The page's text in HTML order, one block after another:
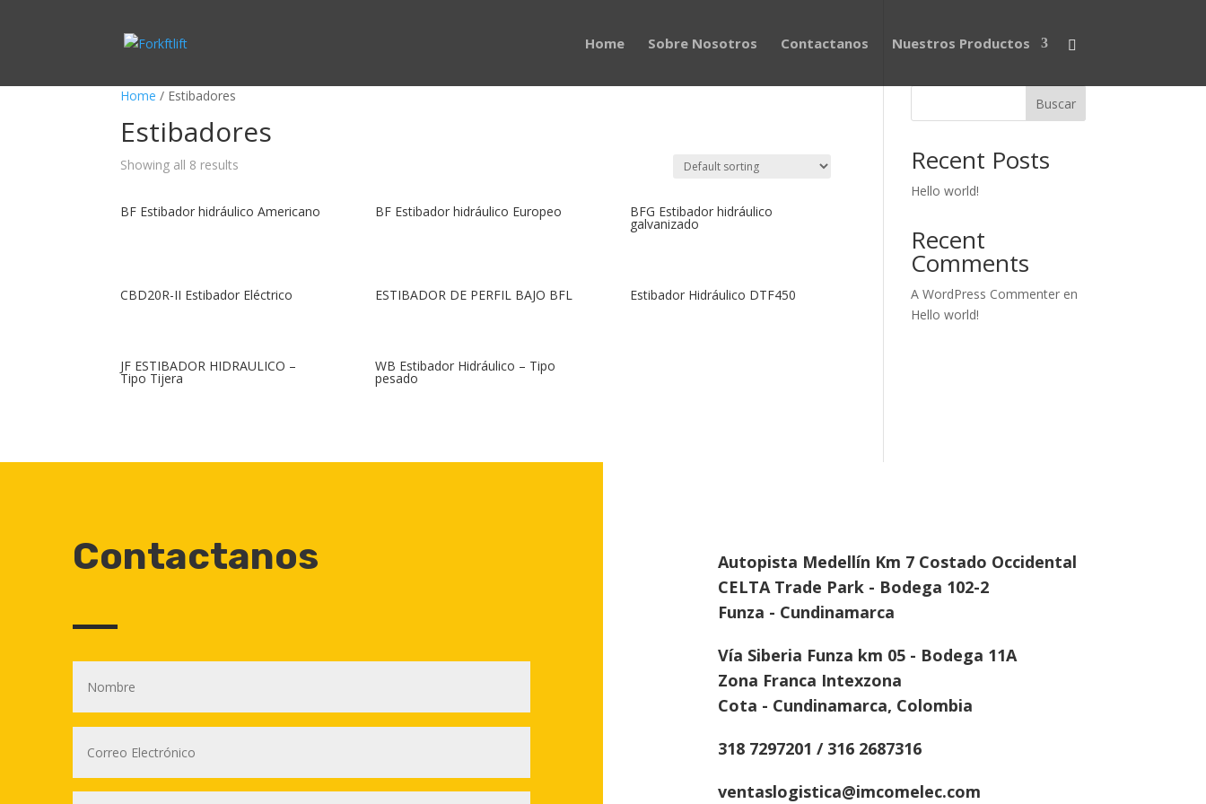
Home Sobre Nosotros Contactanos Nuestros Productos
Home / Estibadores
Estibadores
Showing all 8 results
BF Estibador hidráulico Americano BF Estibador hidráulico Europeo BFG Estibador hidráulico
galvanizado
CBD20R-II Estibador Eléctrico ESTIBADOR DE PERFIL BAJO BFL Estibador Hidráulico DTF450
JF ESTIBADOR HIDRAULICO –
Tipo Tijera
WB Estibador Hidráulico – Tipo
pesado
Buscar
Recent Posts
Hello world!
Recent
Comments
A WordPress Commenter en
Hello world!
Contactanos
Autopista Medellín Km 7 Costado Occidental
CELTA Trade Park - Bodega 102-2
Funza - Cundinamarca
Vía Siberia Funza km 05 - Bodega 11A
Zona Franca Intexzona
Cota - Cundinamarca, Colombia
318 7297201 / 316 2687316
ventaslogistica@imcomelec.com